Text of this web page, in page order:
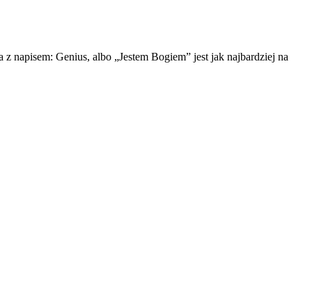
napisem: Genius, albo „Jestem Bogiem” jest jak najbardziej na